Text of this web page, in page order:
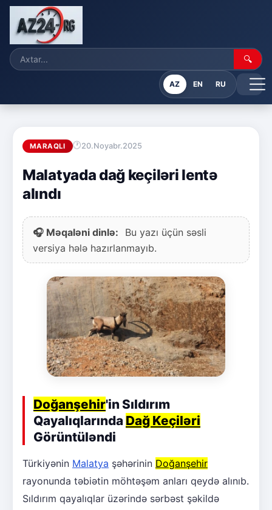
🔍
AZ EN RU
MARAQLI 20.Noyabr.2025
Malatyada dağ keçiləri lentə
alındı
🎧 Məqaləni dinlə:
Bu yazı üçün səsli
versiya hələ hazırlanmayıb.
Doğanşehir'in Sıldırım
Qayalıqlarında Dağ Keçiləri
Görüntüləndi
Türkiyənin Malatya şəhərinin Doğanşehir
rayonunda təbiətin möhtəşəm anları qeydə alınıb.
Sıldırım qayalıqlar üzərində sərbəst şəkildə